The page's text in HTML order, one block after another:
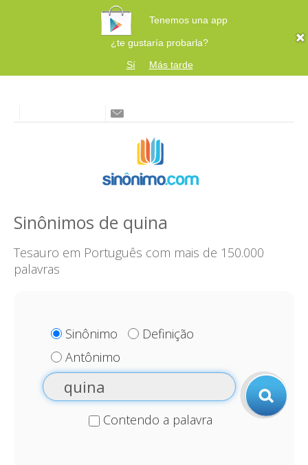
Tenemos una app
¿te gustaría probarla?
Sí
Más tarde
Sinônimos de quina
Tesauro em Português com mais de 150.000
palavras
Sinônimo
Definição
Antônimo
Contendo a palavra